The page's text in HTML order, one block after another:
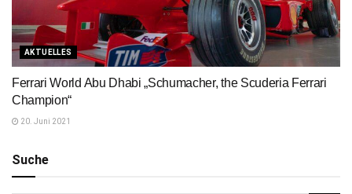
AKTUELLES
Ferrari World Abu Dhabi „Schumacher, the Scuderia Ferrari
Champion“
20. Juni 2021
Suche